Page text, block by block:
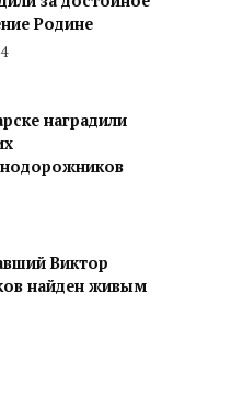
Родине
наградили
Виктор
найден живым